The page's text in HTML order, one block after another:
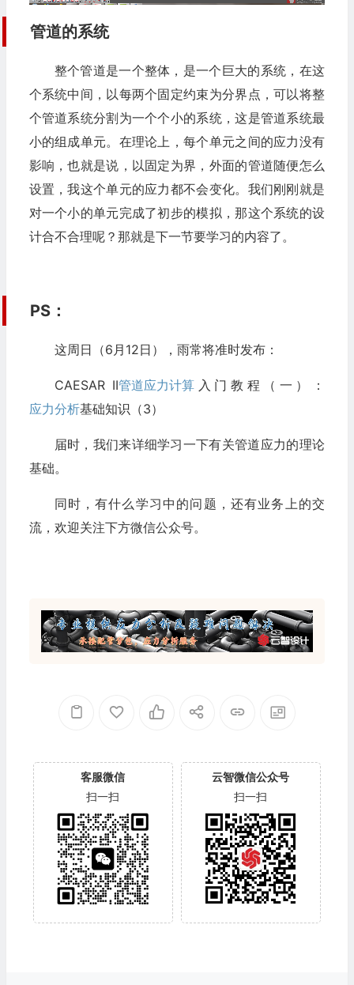
管道的系统
整个管道是一个整体，是一个巨大的系统，在这
个系统中间，以每两个固定约束为分界点，可以将整
个管道系统分割为一个个小的系统，这是管道系统最
小的组成单元。在理论上，每个单元之间的应力没有
影响，也就是说，以固定为界，外面的管道随便怎么
设置，我这个单元的应力都不会变化。我们刚刚就是
对一个小的单元完成了初步的模拟，那这个系统的设
计合不合理呢？那就是下一节要学习的内容了。
PS：
这周日（6月12日），雨常将准时发布：
CAESAR II管道应力计算 入门教程（一）：
应力分析基础知识（3）
届时，我们来详细学习一下有关管道应力的理论
基础。
同时，有什么学习中的问题，还有业务上的交
流，欢迎关注下方微信公众号。
客服微信
扫一扫
云智微信公众号
扫一扫